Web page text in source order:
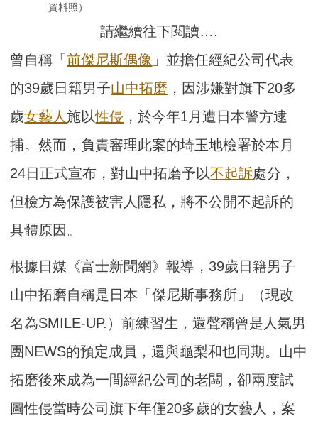
資料照）
請繼續往下閱讀….
曾自稱「前傑尼斯偶像 」並擔任經紀公司代表
的39歲日籍男子山中拓磨 ，因涉嫌對旗下20多
歲女藝人施以性侵 ，於今年1月遭日本警方逮
捕。然而，負責審理此案的埼玉地檢署於本月
24日正式宣布，對山中拓磨予以不起訴處分，
但檢方為保護被害人隱私，將不公開不起訴的
具體原因。
根據日媒《富士新聞網》報導，39歲日籍男子
山中拓磨自稱是日本「傑尼斯事務所」（現改
名為SMILE-UP.）前練習生，還聲稱曾是人氣男
團NEWS的預定成員，還與龜梨和也同期。山中
拓磨後來成為一間經紀公司的老闆，卻兩度試
圖性侵當時公司旗下年僅20多歲的女藝人，案